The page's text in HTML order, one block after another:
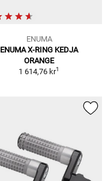
ENUMA
ENUMA X-RING KEDJA
ORANGE
1 614,76 kr1